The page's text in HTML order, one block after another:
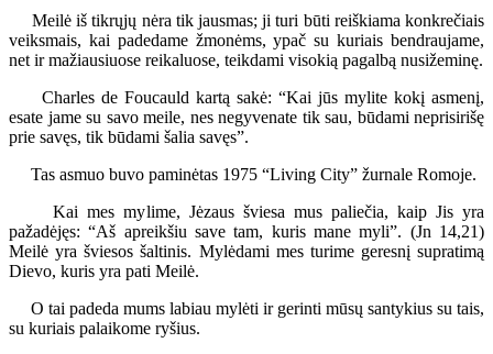
Meilė iš tikrųjų nėra tik jausmas; ji turi būti reiškiama konkrečiais
veiksmais, kai padedame žmonėms, ypač su kuriais bendraujame,
net ir mažiausiuose reikaluose, teikdami visokią pagalbą nusižeminę.
Charles de Foucauld kartą sakė: “Kai jūs mylite kokį asmenį,
esate jame su savo meile, nes negyvenate tik sau, būdami neprisirišę
prie savęs, tik būdami šalia savęs”.
Tas asmuo buvo paminėtas 1975 “Living City” žurnale Romoje.
Kai mes mylime, Jėzaus šviesa mus paliečia, kaip Jis yra
pažadėjęs: “Aš apreikšiu save tam, kuris mane myli”. (Jn 14,21)
Meilė yra šviesos šaltinis. Mylėdami mes turime geresnį supratimą
Dievo, kuris yra pati Meilė.
O tai padeda mums labiau mylėti ir gerinti mūsų santykius su tais,
su kuriais palaikome ryšius.